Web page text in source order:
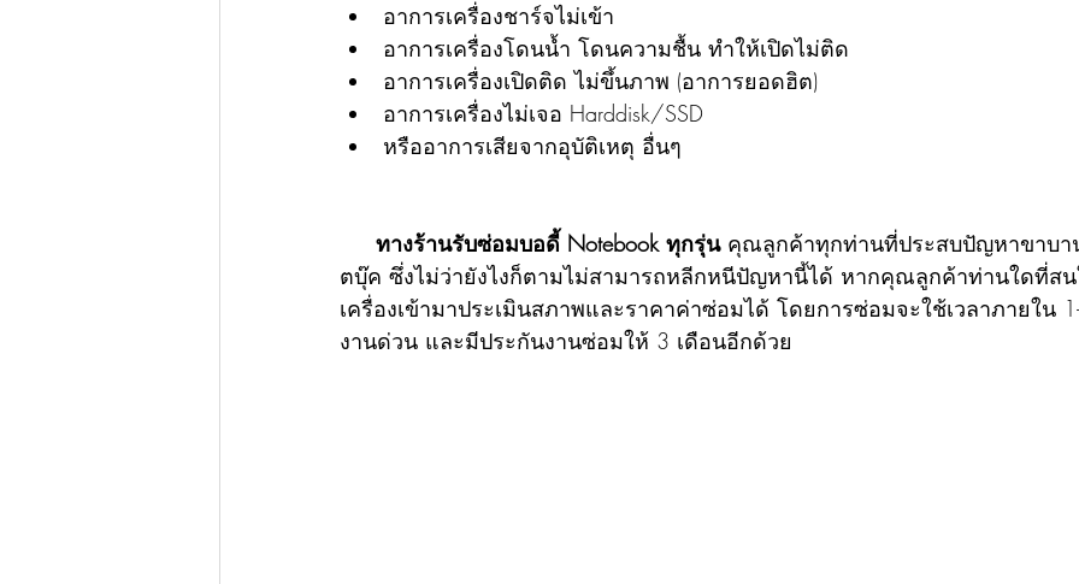
อาการเครื่องชาร์จไม่เข้า
อาการเครื่องโดนน้ำ โดนความชื้น ทำให้เปิดไม่ติด
อาการเครื่องเปิดติด ไม่ขึ้นภาพ (อาการยอดฮิต)
อาการเครื่องไม่เจอ Harddisk/SSD
หรืออาการเสียจากอุบัติเหตุ อื่นๆ
ทางร้านรับซ่อมบอดี้ Notebook ทุกรุ่น คุณลูกค้าทุกท่านที่ประสบปัญหาขาบา
ตบุ๊ค ซึ่งไม่ว่ายังไงก็ตามไม่สามารถหลีกหนีปัญหานี้ได้ หากคุณลูกค้าท่านใดที่สน
เครื่องเข้ามาประเมินสภาพและราคาค่าซ่อมได้ โดยการซ่อมจะใช้เวลาภายใน
งานด่วน และมีประกันงานซ่อมให้ 3 เดือนอีกด้วย